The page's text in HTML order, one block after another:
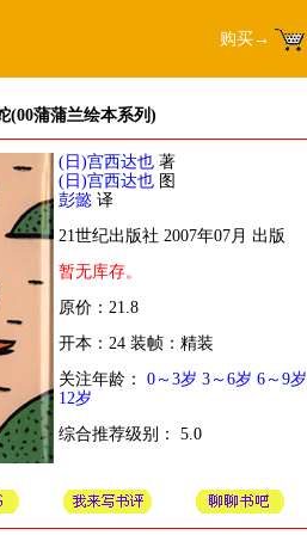
购买→
(00蒲蒲兰绘本系列)
(日)宫西达也 著
(日)宫西达也 图
彭懿 译
21世纪出版社 2007年07月 出版
暂无库存。
原价：21.8
开本：24 装帧：精装
关注年龄： 0～3岁 3～6岁 6～9岁
12岁
综合推荐级别： 5.0